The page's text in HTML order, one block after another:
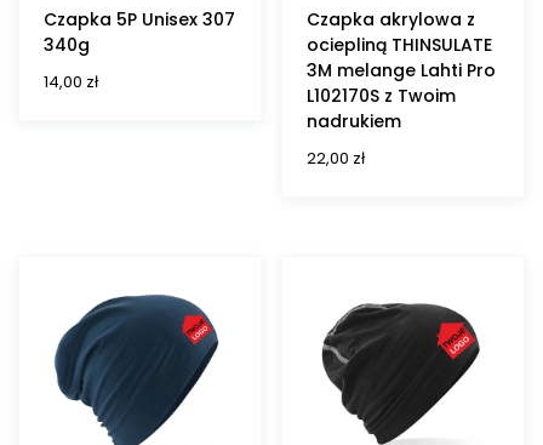
Czapka 5P Unisex 307
340g
14,00 zł
Czapka akrylowa z
ociepliną THINSULATE
3M melange Lahti Pro
L102170S z Twoim
nadrukiem
22,00 zł